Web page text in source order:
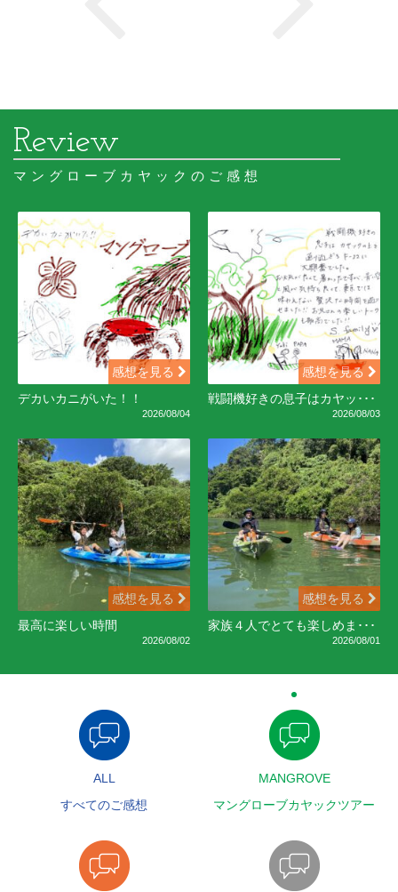
マングローブカヤックのご感想
感想を見る
デカいカニがいた！！
2026/08/04
感想を見る
戦闘機好きの息子はカヤッ･･･
2026/08/03
感想を見る
最高に楽しい時間
2026/08/02
感想を見る
家族４人でとても楽しめま･･･
2026/08/01
ALL
すべてのご感想
MANGROVE
マングローブカヤックツアー